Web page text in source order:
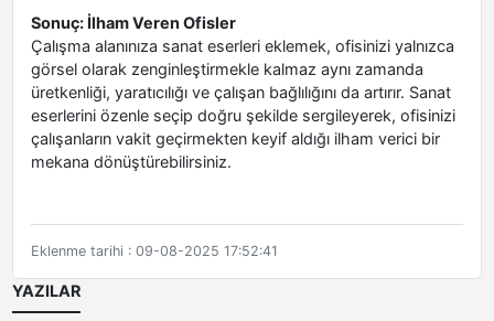
Sonuç: İlham Veren Ofisler
Çalışma alanınıza sanat eserleri eklemek, ofisinizi yalnızca
görsel olarak zenginleştirmekle kalmaz aynı zamanda
üretkenliği, yaratıcılığı ve çalışan bağlılığını da artırır. Sanat
eserlerini özenle seçip doğru şekilde sergileyerek, ofisinizi
çalışanların vakit geçirmekten keyif aldığı ilham verici bir
mekana dönüştürebilirsiniz.
Eklenme tarihi : 09-08-2025 17:52:41
YAZILAR